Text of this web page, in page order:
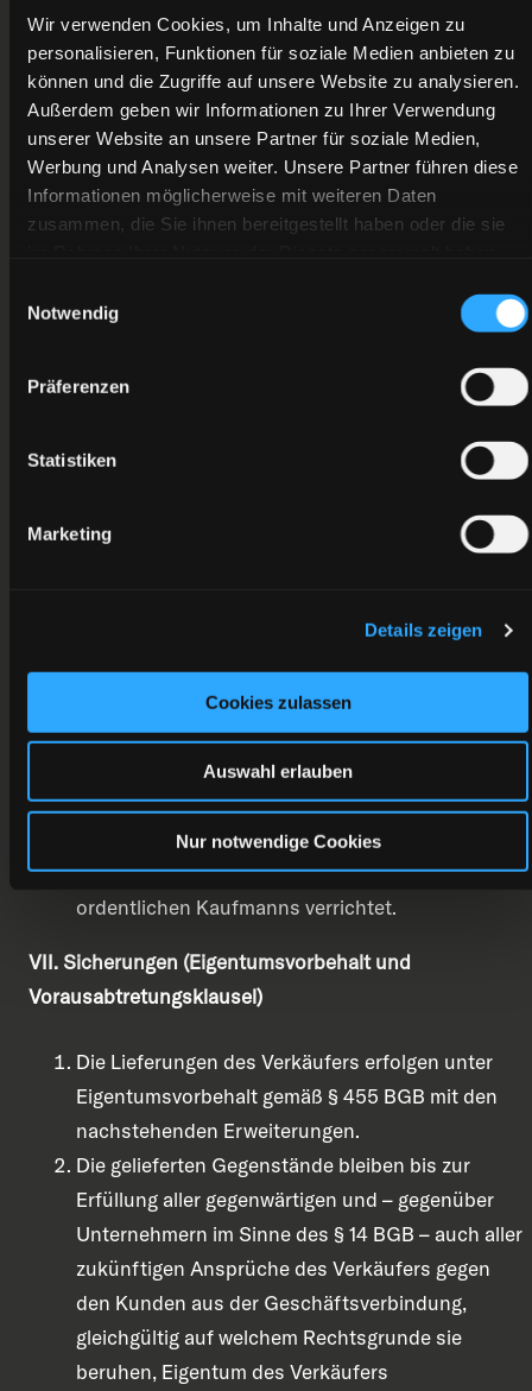
Wir verwenden Cookies, um Inhalte und Anzeigen zu
personalisieren, Funktionen für soziale Medien anbieten zu
können und die Zugriffe auf unsere Website zu analysieren.
Außerdem geben wir Informationen zu Ihrer Verwendung
unserer Website an unsere Partner für soziale Medien,
Werbung und Analysen weiter. Unsere Partner führen diese
Informationen möglicherweise mit weiteren Daten
zusammen, die Sie ihnen bereitgestellt haben oder die sie
Notwendig
Präferenzen
Statistiken
Marketing
Details zeigen
Cookies zulassen
Auswahl erlauben
Nur notwendige Cookies
Verbraucher im Sinne des § 13 BGB ist.
Gegenüber juristischen Personen des
öffentlichen Rechts und Unternehmern im Sinne
des § 14 BGB ist ein Widerrufs- oder
Rückgaberecht ausgeschlossen. Ein
Widerrufsrecht ist auch gegenüber Verbrauchern
ausgeschlossen, wenn es sich bei der
bzw. Änderung oder Anpassung einer
Standardleistung auf Veranlassung des Kunden
der zu Teillieferungen berechtigt ist.
Mit der Übergabe an den Kunden, an den
Spediteur, Frachtführer oder die sonst zur
Ausführung des Transportes bestimmte Person
oder Anstalt, spätestens jedoch beim Verlassen
des Werkes, geht die Gefahr auf den Kunden
über. Versand, Auswahl der Transportmittel und
des Transportweges sowie evtl. Verpackung
werden vom Verkäufer mit der Sorgfalt eines
ordentlichen Kaufmanns verrichtet.
VII. Sicherungen (Eigentumsvorbehalt und
Vorausabtretungsklausel)
Die Lieferungen des Verkäufers erfolgen unter
Eigentumsvorbehalt gemäß § 455 BGB mit den
nachstehenden Erweiterungen.
Die gelieferten Gegenstände bleiben bis zur
Erfüllung aller gegenwärtigen und – gegenüber
Unternehmern im Sinne des § 14 BGB – auch aller
zukünftigen Ansprüche des Verkäufers gegen
den Kunden aus der Geschäftsverbindung,
gleichgültig auf welchem Rechtsgrunde sie
beruhen, Eigentum des Verkäufers